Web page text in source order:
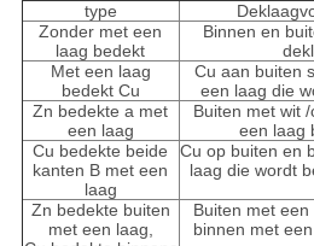
type
Zonder met een
laag bedekt
Binnen en
Met een laag
bedekt Cu
Cu aan buiten
een laag die
Zn bedekte a met
een laag
Buiten met wit
een laag
Cu bedekte beide
kanten B met een
laag
Cu op buiten en
laag die wordt
Zn bedekte buiten
met een laag,
Buiten met
binnen met